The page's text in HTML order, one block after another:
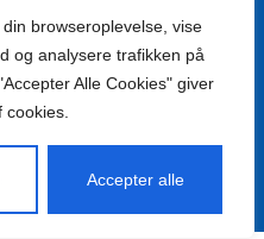
browseroplevelse, vise
og analysere trafikken på
Alle Cookies" giver
Accepter alle
af www.scweb.dk